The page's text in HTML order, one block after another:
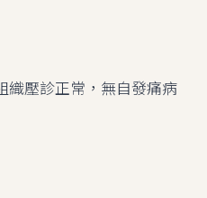
織壓診正常，無自發痛病